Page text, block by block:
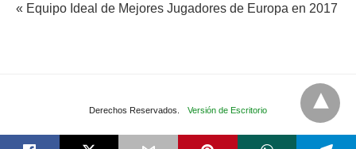
« Equipo Ideal de Mejores Jugadores de Europa en 2017
Derechos Reservados. Versión de Escritorio